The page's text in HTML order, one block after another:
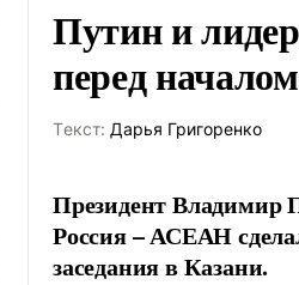
Путин и
перед
Tекст: Дарья Григоренко
Президент Владимир
Россия – АСЕАН
заседания в Казани.